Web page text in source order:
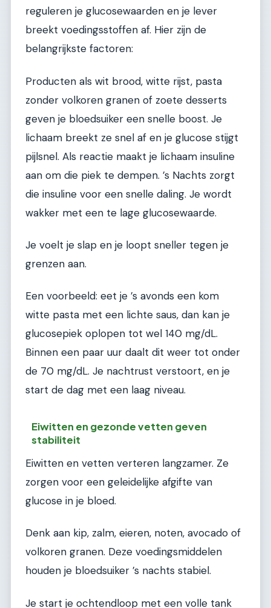
reguleren je glucosewaarden en je lever
breekt voedingsstoffen af. Hier zijn de
belangrijkste factoren:
Producten als wit brood, witte rijst, pasta
zonder volkoren granen of zoete desserts
geven je bloedsuiker een snelle boost. Je
lichaam breekt ze snel af en je glucose stijgt
pijlsnel. Als reactie maakt je lichaam insuline
aan om die piek te dempen. ’s Nachts zorgt
die insuline voor een snelle daling. Je wordt
wakker met een te lage glucosewaarde.
Je voelt je slap en je loopt sneller tegen je
grenzen aan.
Een voorbeeld: eet je ’s avonds een kom
witte pasta met een lichte saus, dan kan je
glucosepiek oplopen tot wel 140 mg/dL.
Binnen een paar uur daalt dit weer tot onder
de 70 mg/dL. Je nachtrust verstoort, en je
start de dag met een laag niveau.
Eiwitten en gezonde vetten geven
stabiliteit
Eiwitten en vetten verteren langzamer. Ze
zorgen voor een geleidelijke afgifte van
glucose in je bloed.
Denk aan kip, zalm, eieren, noten, avocado of
volkoren granen. Deze voedingsmiddelen
houden je bloedsuiker ’s nachts stabiel.
Je start je ochtendloop met een volle tank